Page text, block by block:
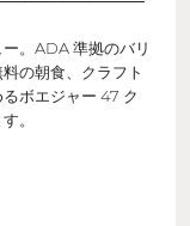
。ADA 準拠のバリ
の朝食、クラフト
ボエジャー 47 ク
。